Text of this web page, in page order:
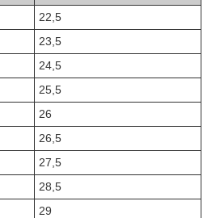
22,5
23,5
24,5
25,5
26
26,5
27,5
28,5
29